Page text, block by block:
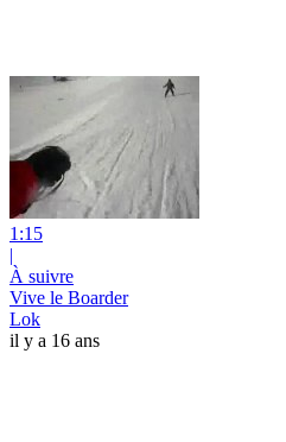
1:15
|
À suivre
Vive le Boarder
Lok
il y a 16 ans